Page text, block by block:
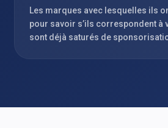
Les marques avec lesquelles ils
pour savoir s’ils correspondent à
sont déjà saturés de